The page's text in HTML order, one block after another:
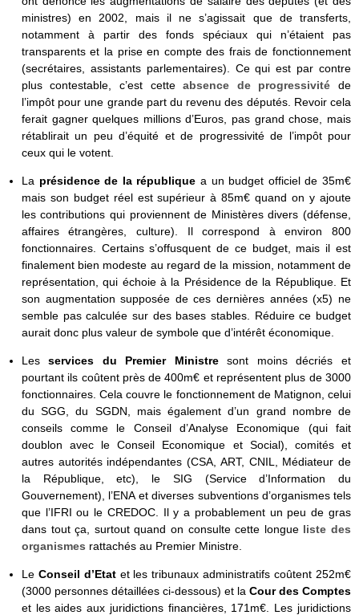
ministres) en 2002, mais il ne s’agissait que de transferts,
notamment à partir des fonds spéciaux qui n’étaient pas
transparents et la prise en compte des frais de fonctionnement
(secrétaires, assistants parlementaires). Ce qui est par contre
plus contestable, c’est cetteabsence de progressivité de
l’impôt pour une grande part du revenu des députés. Revoir cela
ferait gagner quelques millions d’Euros, pas grand chose, mais
rétablirait un peu d’équité et de progressivité de l’impôt pour
ceux qui le votent.
La présidence de la république a un budget officiel de 35m€
mais son budget réel est supérieur à 85m€ quand on y ajoute
les contributions qui proviennent de Ministères divers (défense,
affaires étrangères, culture). Il correspond à environ 800
fonctionnaires. Certains s’offusquent de ce budget, mais il est
finalement bien modeste au regard de la mission, notamment de
représentation, qui échoie à la Présidence de la République. Et
son augmentation supposée de ces dernières années (x5) ne
semble pas calculée sur des bases stables. Réduire ce budget
aurait donc plus valeur de symbole que d’intérêt économique.
Lesservices du Premier Ministresont moins décriés et
pourtant ils coûtent près de 400m€ et représentent plus de 3000
fonctionnaires. Cela couvre le fonctionnement de Matignon, celui
du SGG, du SGDN, mais également d’un grand nombre de
conseils comme le Conseil d’Analyse Economique (qui fait
doublon avec le Conseil Economique et Social), comités et
autres autorités indépendantes (CSA, ART, CNIL, Médiateur de
la République, etc), le SIG (Service d’Information du
Gouvernement), l’ENA et diverses subventions d’organismes tels
que l’IFRI ou le CREDOC. Il y a probablement un peu de gras
dans tout ça, surtout quand on consulte cette longue liste des
organismes rattachés au Premier Ministre.
Le Conseil d’Etat et les tribunaux administratifs coûtent 252m€
(3000 personnes détaillées ci-dessous) et la Cour des Comptes
et les aides aux juridictions financières, 171m€. Les juridictions